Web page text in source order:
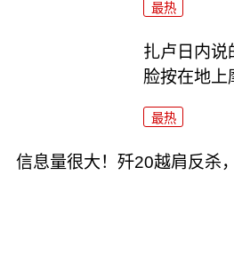
最热
扎卢日内说
脸按在地上
最热
信息量很大！歼20越肩反杀